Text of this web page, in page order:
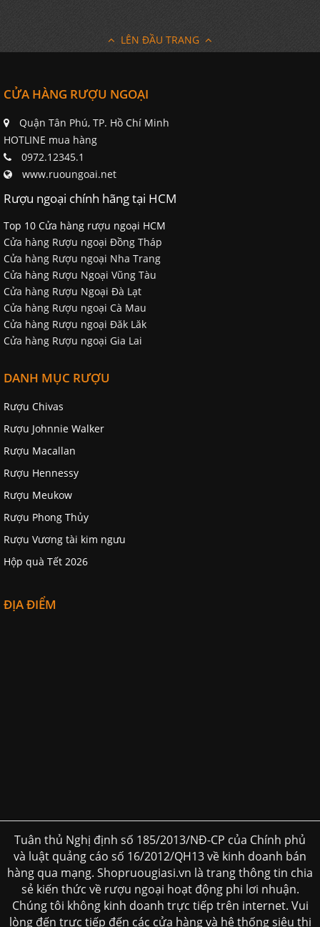
LÊN ĐẦU TRANG
CỬA HÀNG RƯỢU NGOẠI
Quận Tân Phú, TP. Hồ Chí Minh
HOTLINE mua hàng
0972.12345.1
www.ruoungoai.net
Rượu ngoại chính hãng tại HCM
Top 10 Cửa hàng rượu ngoại HCM
Cửa hàng Rượu ngoại Đồng Tháp
Cửa hàng Rượu ngoại Nha Trang
Cửa hàng Rượu Ngoại Vũng Tàu
Cửa hàng Rượu Ngoại Đà Lạt
Cửa hàng Rượu ngoại Cà Mau
Cửa hàng Rượu ngoại Đăk Lăk
Cửa hàng Rượu ngoại Gia Lai
DANH MỤC RƯỢU
Rượu Chivas
Rượu Johnnie Walker
Rượu Macallan
Rượu Hennessy
Rượu Meukow
Rượu Phong Thủy
Rượu Vương tài kim ngưu
Hộp quà Tết 2026
ĐỊA ĐIỂM
Tuân thủ Nghị định số 185/2013/NĐ-CP của Chính phủ
và luật quảng cáo số 16/2012/QH13 về kinh doanh bán
hàng qua mạng. Shopruougiasi.vn là trang thông tin chia
sẻ kiến thức về rượu ngoại hoạt động phi lơi nhuận.
Chúng tôi không kinh doanh trực tiếp trên internet. Vui
lòng đến trực tiếp đến các cửa hàng và hệ thống siêu thị